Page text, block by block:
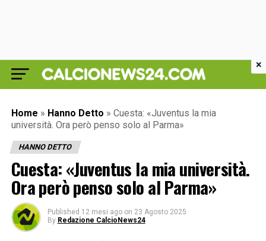
Home » Hanno Detto » Cuesta: «Juventus la mia
università. Ora però penso solo al Parma»
HANNO DETTO
Cuesta: «Juventus la mia università.
Ora però penso solo al Parma»
Published 12 mesi ago on 23 Agosto 2025
By Redazione CalcioNews24
×